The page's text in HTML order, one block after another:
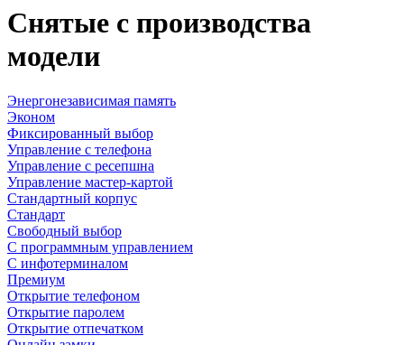
Снятые с производства
модели
Энергонезависимая память
Эконом
Фиксированный выбор
Управление с телефона
Управление с ресепшна
Управление мастер-картой
Стандартный корпус
Стандарт
Свободный выбор
С программным управлением
С инфотерминалом
Премиум
Открытие телефоном
Открытие паролем
Открытие отпечатком